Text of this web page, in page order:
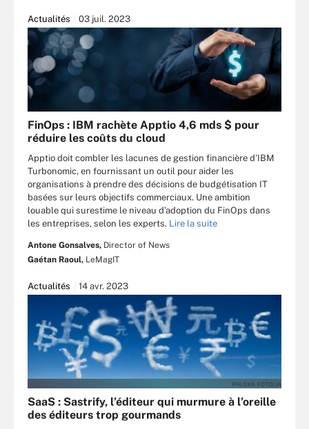
Actualités 03 juil. 2023
FinOps : IBM rachète Apptio 4,6 mds $ pour
réduire les coûts du cloud
Apptio doit combler les lacunes de gestion financière d’IBM
Turbonomic, en fournissant un outil pour aider les
organisations à prendre des décisions de budgétisation IT
basées sur leurs objectifs commerciaux. Une ambition
louable qui surestime le niveau d’adoption du FinOps dans
les entreprises, selon les experts. Lire la suite
Antone Gonsalves, Director of News
Gaétan Raoul, LeMagIT
Actualités 14 avr. 2023
PHLOXII - FOTOLIA
SaaS : Sastrify, l’éditeur qui murmure à l’oreille
des éditeurs trop gourmands